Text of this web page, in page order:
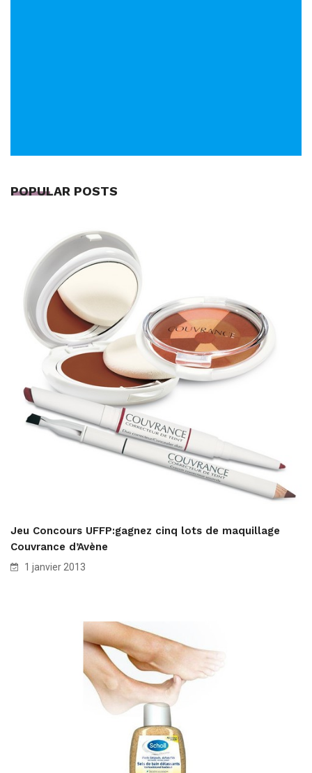
POPULAR POSTS
Jeu Concours UFFP:gagnez cinq lots de maquillage
Couvrance d’Avène
1 janvier 2013